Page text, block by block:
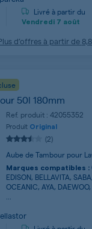
Livré à partir du
Vendredi 7 août
d’offres à partir de
50l 180mm
Ref. produit : 42055352
Produit Original
(2)
Aube de Tambour pour
Marques compatibles :
EDISON, BELLAVITA,
OCEANIC, AYA,